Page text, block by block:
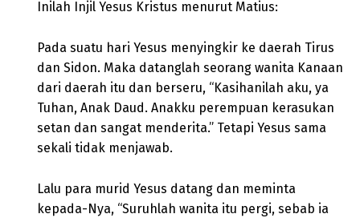
Inilah Injil Yesus Kristus menurut Matius:
Pada suatu hari Yesus menyingkir ke daerah Tirus
dan Sidon. Maka datanglah seorang wanita Kanaan
dari daerah itu dan berseru, “Kasihanilah aku, ya
Tuhan, Anak Daud. Anakku perempuan kerasukan
setan dan sangat menderita.” Tetapi Yesus sama
sekali tidak menjawab.
Lalu para murid Yesus datang dan meminta
kepada-Nya, “Suruhlah wanita itu pergi, sebab ia